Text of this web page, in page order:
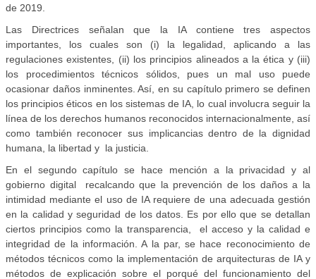
de 2019.
Las Directrices señalan que la IA contiene tres aspectos
importantes, los cuales son (i) la legalidad, aplicando a las
regulaciones existentes, (ii) los principios alineados a la ética y (iii)
los procedimientos técnicos sólidos, pues un mal uso puede
ocasionar daños inminentes. Así, en su capítulo primero se definen
los principios éticos en los sistemas de IA, lo cual involucra seguir la
línea de los derechos humanos reconocidos internacionalmente, así
como también reconocer sus implicancias dentro de la dignidad
humana, la libertad y la justicia.
En el segundo capítulo se hace mención a la privacidad y al
gobierno digital
recalcando que la prevención de los daños a la
intimidad mediante el uso de IA requiere de una adecuada gestión
en la calidad y seguridad de los datos. Es por ello que se detallan
ciertos principios como la transparencia, el acceso y la calidad e
integridad de la información. A la par, se hace reconocimiento de
métodos técnicos como la implementación de arquitecturas de IA y
métodos de explicación sobre el porqué del funcionamiento del